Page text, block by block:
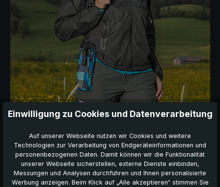
Dainty automatic - der superflache
Trekkingschirm
Einwilligung zu Cookies und Datenverarbeitung
Auf unserer Webseite nutzen wir Cookies und weitere
Technologien zur Verarbeitung von Endgeräteinformationen und
personenbezogenen Daten. Damit können wir die Funktionalität
unserer Webseite sicherstellen, externe Dienste einbinden,
Messungen und Analysen durchführen und Ihnen personalisierte
Werbung anzeigen. Beim Klick auf „Alle akzeptieren“ stimmen Sie